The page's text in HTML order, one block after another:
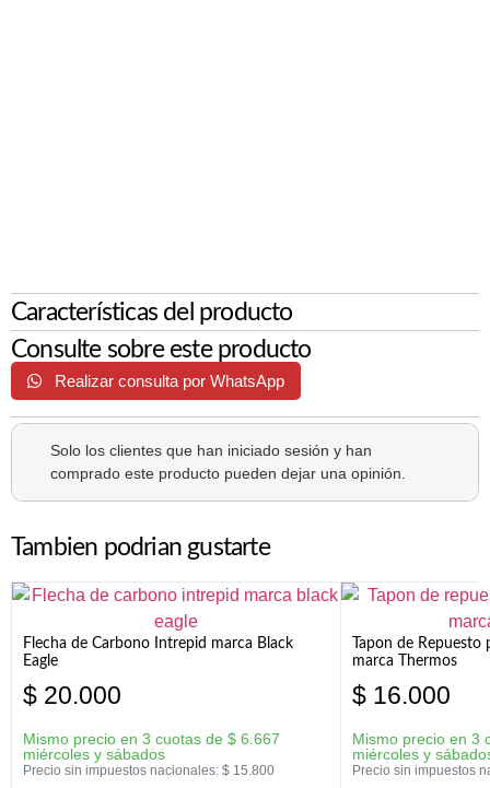
Características del producto
Consulte sobre este producto
Realizar consulta por WhatsApp
Solo los clientes que han iniciado sesión y han
comprado este producto pueden dejar una opinión.
Tambien podrian gustarte
Flecha de Carbono Intrepid marca Black
Eagle
$ 20.000
Mismo precio en 3 cuotas de $ 6.667
miércoles y sábados
Precio sin impuestos nacionales: $ 15.800
Tapon de Repuesto
marca Thermos
$ 16.000
Mismo precio en 3
miércoles y
Precio sin impuestos